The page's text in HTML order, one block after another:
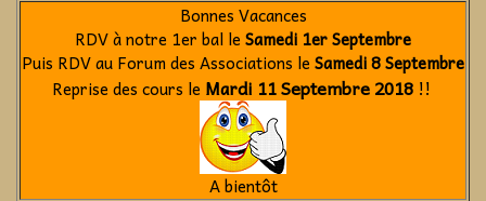
Bonnes Vacances
RDV à notre 1er bal le Samedi 1er Septembre
Puis RDV au Forum des Associations le Samedi 8 Septembre
Reprise des cours le Mardi 11 Septembre 2018!!
A bientôt